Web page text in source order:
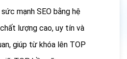
mạnh SEO bằng hệ
lượng cao, uy tín và
giúp từ khóa lên TOP